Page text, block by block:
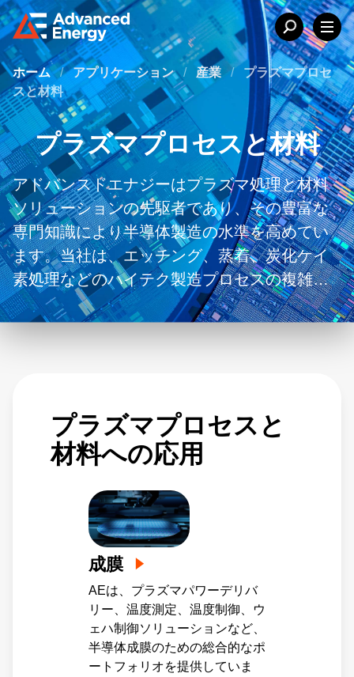
ホーム / アプリケーション / 産業 /
プラズマプロセ
スと材料
プラズマプロセスと材料
アドバンスドエナジーはプラズマ処理と材料
ソリューションの先駆者であり、その豊富な
専門知識により半導体製造の水準を高めてい
ます。当社は、エッチング、蒸着、炭化ケイ
素処理などのハイテク製造プロセスの複雑さ
を簡素化するために細心の注意を払って作ら
れた専門製品を提供しています。当社の電源
プラズマプロセスと
材料への応用
成膜
AEは、プラズマパワーデリバ
リー、温度測定、温度制御、ウ
ェハ制御ソリューションなど、
半導体成膜のための総合的なポ
ートフォリオを提供していま